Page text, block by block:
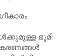
ഭൂമി